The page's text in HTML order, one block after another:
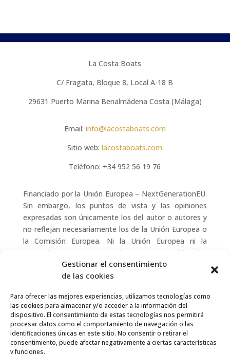
Gestionar el consentimiento
de las cookies
Para ofrecer las mejores experiencias, utilizamos tecnologías como
las cookies para almacenar y/o acceder a la información del
dispositivo. El consentimiento de estas tecnologías nos permitirá
procesar datos como el comportamiento de navegación o las
identificaciones únicas en este sitio. No consentir o retirar el
consentimiento, puede afectar negativamente a ciertas características
y funciones.
La Costa Boats
C/ Fragata, Bloque 8, Local A-18 B
29631 Puerto Marina Benalmádena Costa (Málaga)
Email: info@lacostaboats.com
Sitio web:lacostaboats.com
Teléfono: +34 952 56 19 76
Financiado por la Unión Europea – NextGenerationEU.
Sin embargo, los puntos de vista y las opiniones
expresadas son únicamente los del autor o autores y
no reflejan necesariamente los de la Unión Europea o
la Comisión Europea. Ni la Unión Europea ni la
Comisión Europea pueden ser consideradas
responsables de las mismas.